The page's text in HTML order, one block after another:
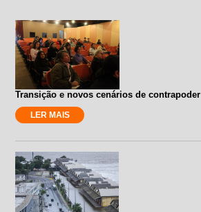
Transição e novos cenários de contrapoder
LER MAIS